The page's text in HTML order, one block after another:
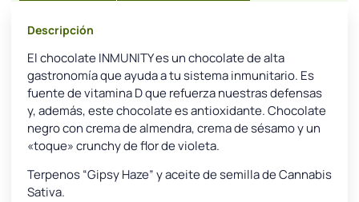
Descripción
El chocolate INMUNITY es un chocolate de alta
gastronomía que ayuda a tu sistema inmunitario. Es
fuente de vitamina D que refuerza nuestras defensas
y, además, este chocolate es antioxidante. Chocolate
negro con crema de almendra, crema de sésamo y un
«toque» crunchy de flor de violeta.
Terpenos “Gipsy Haze” y aceite de semilla de Cannabis
Sativa.